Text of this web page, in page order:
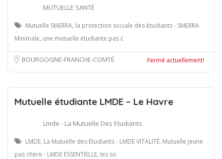
MUTUELLE SANTÉ
Mutuelle SMERRA, la protection sociale des étudiants - SMERRA
Minimale, une mutuelle étudiante pas c
BOURGOGNE-FRANCHE-COMTÉ Fermé actuellement!
Mutuelle étudiante LMDE – Le Havre
Lmde - La Mutuelle Des Etudiants
LMDE, La Mutuelle des Etudiants - LMDE VITALITÉ, Mutuelle jeune
pas chère - LMDE ESSENTIELLE, les so